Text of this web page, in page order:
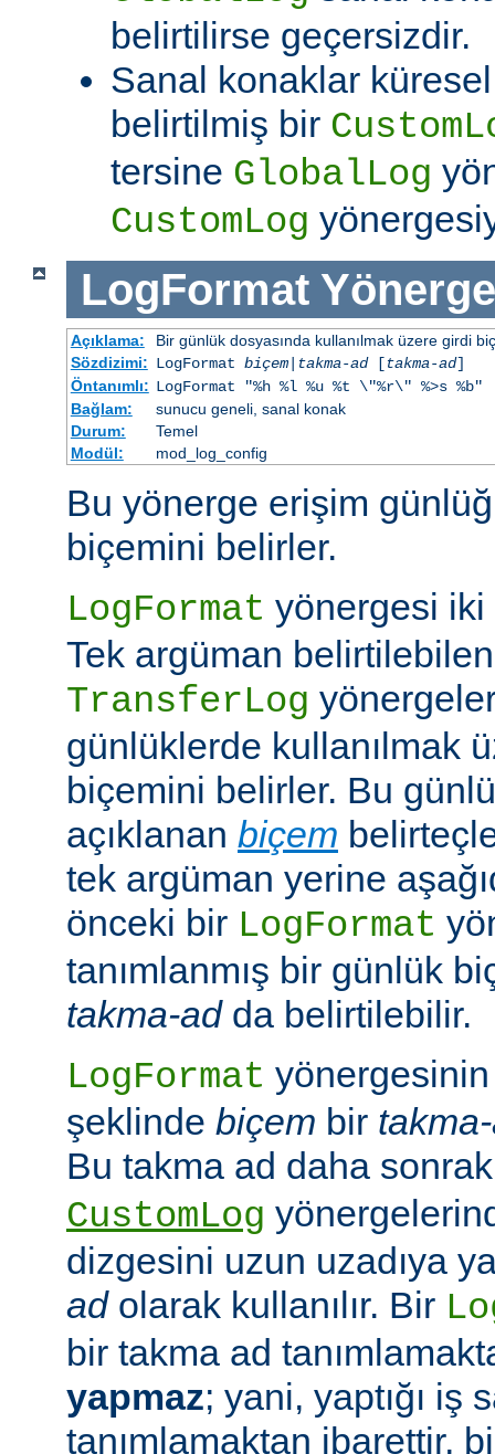
belirtilirse geçersizdir.
Sanal konaklar
belirtilmiş bir
tersine GlobalLog
CustomLog
LogFormat
Açıklama:
Bir günlük dosyasında kullanılmak üzere girdi
Sözdizimi: LogFormat biçem| takma-ad[takma-ad]
Öntanımlı: LogFormat "%h %l %u %t \"%r\" %>s %b"
Bağlam:
sunucu geneli, sanal konak
Durum:
Temel
Modül:
mod_log_config
Bu yönerge erişim
biçemini belirler.
LogFormat yönergesi iki
Tek argüman
TransferLog
günlüklerde kullanılmak
biçemini belirler. Bu
açıklanan biçem
tek argüman yerine
önceki bir LogFormat
tanımlanmış bir günlük
takma-adda belirtilebilir.
LogFormat
şeklinde biçem bir
Bu takma ad daha
CustomLog
dizgesini uzun uzadıya
adolarak kullanılır. Bir
bir takma ad
yapmaz; yani, yaptığı iş
tanımlamaktan ibarettir,